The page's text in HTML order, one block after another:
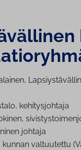
ke­hi­tys­joh­ta­ja
johtaja
kunnan valtuutettu